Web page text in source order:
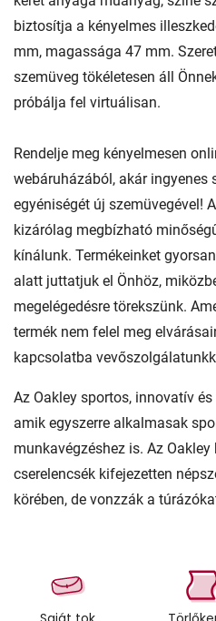
biztosítja a kényelmes
mm, magassága 47 mm.
szemüveg tökéletesen áll
próbálja fel virtuálisan.
Rendelje meg kényelmesen
webáruházából, akár ingyenes
egyéniségét új szemüvegével!
kizárólag megbízható
kínálunk. Termékeinket
alatt juttatjuk el Önhöz,
megelégedésre törekszünk.
termék nem felel meg
kapcsolatba
Az Oakley sportos, innovatív
amik egyszerre alkalmasak
munkavégzéshez is. Az Oakley
cserelencsék kifejezetten
körében, de vonzzák a